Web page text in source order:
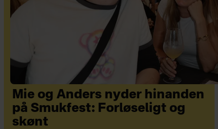
Mie og Anders nyder hinanden
på Smukfest: Forløseligt og
skønt